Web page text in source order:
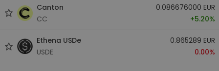
Canton
CC
0.086676000 EUR
+5.20%
Ethena USDe
USDE
0.865289 EUR
0.00%